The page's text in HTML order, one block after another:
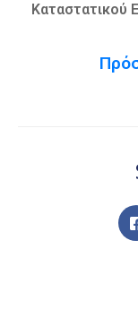
Καταστατικού